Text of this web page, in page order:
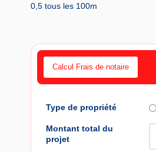
0,5 tous les 100m
Calcul Frais de notaire